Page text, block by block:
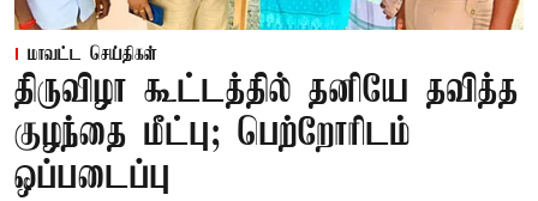
மாவட்ட செய்திகள்
திருவிழா கூட்டத்தில் தனியே தவித்த
குழந்தை மீட்பு; பெற்றோரிடம்
ஒப்படைப்பு